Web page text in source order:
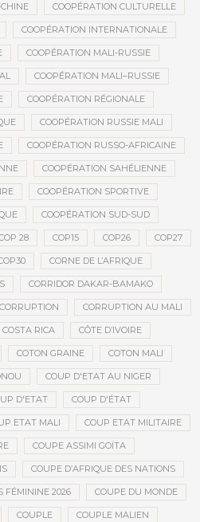
COOPÉRATION CULTURELLE
COOPÉRATION INTERNATIONALE
COOPÉRATION MALI-RUSSIE
COOPÉRATION MALI–RUSSIE
COOPÉRATION RÉGIONALE
COOPÉRATION RUSSIE MALI
COOPÉRATION RUSSO-AFRICAINE
COOPÉRATION SAHÉLIENNE
COOPÉRATION SPORTIVE
COOPÉRATION SUD-SUD
28 COP15 COP26 COP27
CORNE DE L’AFRIQUE
CORRIDOR DAKAR-BAMAKO
CORRUPTION CORRUPTION AU MALI
COSTA RICA CÔTE D’IVOIRE
COTON GRAINE COTON MALI
COUP D'ETAT AU NIGER
D'ETAT COUP D'ÉTAT
ETAT MALI COUP ETAT MILITAIRE
COUPE ASSIMI GOÏTA
COUPE D’AFRIQUE DES NATIONS
FÉMININE 2026 COUPE DU MONDE
COUPLE COUPLE MALIEN